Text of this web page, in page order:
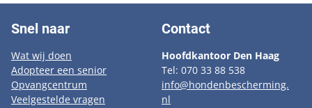
Snel naar
Wat wij doen
Adopteer een senior
Opvangcentrum
Veelgestelde vragen
Contact
Hoofdkantoor Den Haag
Tel: 070 33 88 538
info@hondenbescherming.
nl